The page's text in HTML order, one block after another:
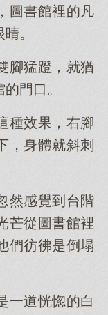
圖書館裡的凡
。
腳猛蹬，就猶
門口。
種效果，右腳
，身體就斜刺
然感覺到台階
芒從圖書館裡
們彷彿是倒塌
一道恍惚的白